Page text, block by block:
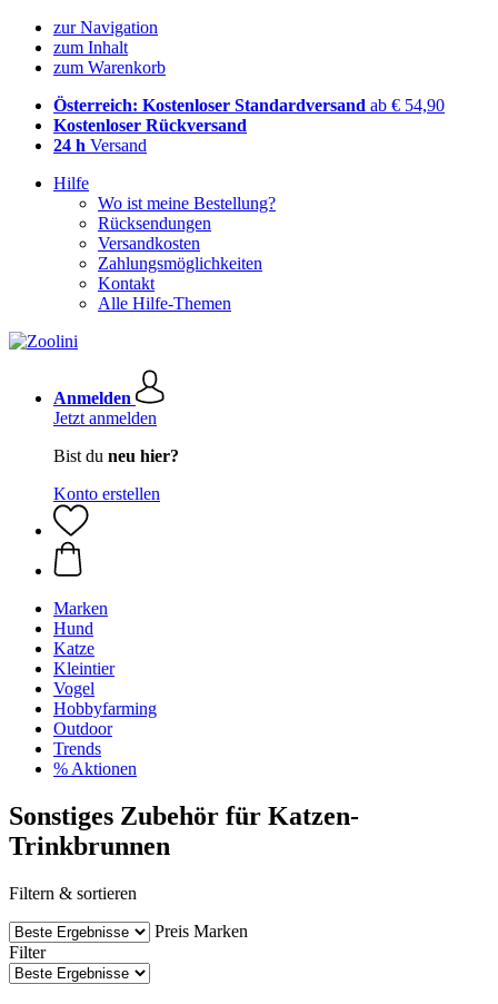
zur Navigation
zum Inhalt
zum Warenkorb
Österreich: Kostenloser Standardversand ab € 54,90
Kostenloser Rückversand
24 h Versand
Hilfe
Wo ist meine Bestellung?
Rücksendungen
Versandkosten
Zahlungsmöglichkeiten
Kontakt
Alle Hilfe-Themen
Anmelden
Jetzt anmelden
Bist du neu hier?
Konto erstellen
Marken
Hund
Katze
Kleintier
Vogel
Hobbyfarming
Outdoor
Trends
% Aktionen
Sonstiges Zubehör für Katzen-
Trinkbrunnen
Filtern & sortieren
Preis Marken
Filter